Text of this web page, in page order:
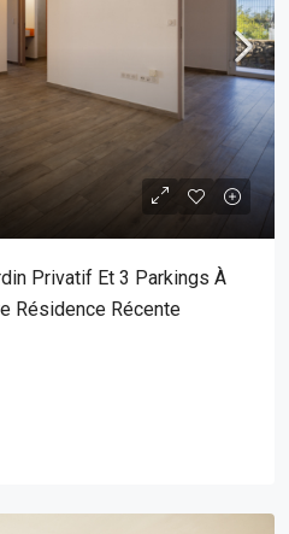
Privatif Et 3 Parkings À
Résidence Récente